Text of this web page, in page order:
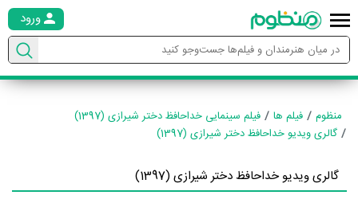
ورود
منظوم فیلم ها
فیلم سینمایی خداحافظ دختر شیرازی (1397)
گالری ویدیو خداحافظ دختر شیرازی (1397)
گالری ویدیو خداحافظ دختر شیرازی (1397)